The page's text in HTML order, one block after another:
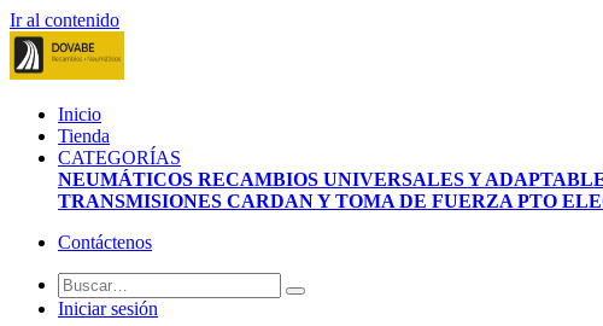
Ir al contenido
Inicio
Tienda
CATEGORÍAS
NEUMÁTICOS RECAMBIOS UNIVERSALES Y
TRANSMISIONES CARDAN Y TOMA DE FUERZA PTO
Contáctenos
Iniciar sesión